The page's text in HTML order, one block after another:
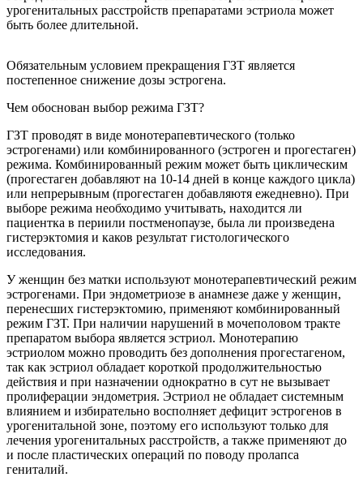
урогенитальных расстройств препаратами эстриола может
быть более длительной.
Обязательным условием прекращения ГЗТ является
постепенное снижение дозы эстрогена.
Чем обоснован выбор режима ГЗТ?
ГЗТ проводят в виде монотерапевтического (только
эстрогенами) или комбинированного (эстроген и прогестаген)
режима. Комбинированный режим может быть циклическим
(прогестаген добавляют на 10-14 дней в конце каждого цикла)
или непрерывным (прогестаген добавляютя ежедневно). При
выборе режима необходимо учитывать, находится ли
пациентка в периили постменопаузе, была ли произведена
гистерэктомия и каков результат гистологического
исследования.
У женщин без матки используют монотерапевтический режим
эстрогенами. При эндометриозе в анамнезе даже у женщин,
перенесших гистерэктомию, применяют комбинированный
режим ГЗТ. При наличии нарушений в мочеполовом тракте
препаратом выбора является эстриол. Монотерапию
эстриолом можно проводить без дополнения прогестагеном,
так как эстриол обладает короткой продолжительностью
действия и при назначении однократно в сут не вызывает
пролиферации эндометрия. Эстриол не обладает системным
влиянием и избирательно восполняет дефицит эстрогенов в
урогенитальной зоне, поэтому его используют только для
лечения урогенитальных расстройств, а также применяют до
и после пластических операций по поводу пролапса
гениталий.